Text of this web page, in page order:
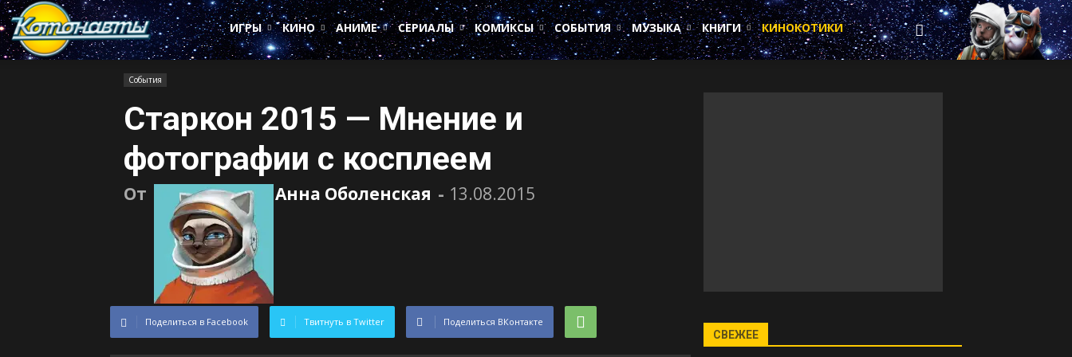
Котонавты
ИГРЫ
КИНО АНИМЕ СЕРИАЛЫ КОМИКСЫ СОБЫТИЯ МУЗЫКА КНИГИ КИНОКОТИКИ
События
Старкон 2015 — Мнение и
фотографии с косплеем
От Анна Оболенская - 13.08.2015
Поделиться в Facebook Твитнуть в Twitter Поделиться ВКонтакте
СВЕЖЕЕ